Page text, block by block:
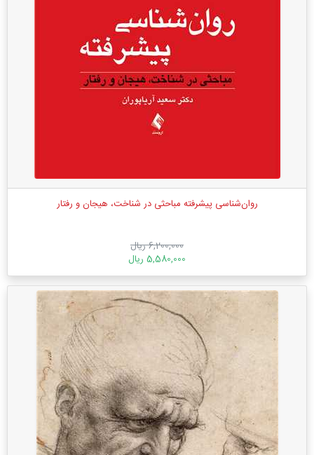
روان‌شناسی پیشرفته مباحثی در شناخت، هیجان و رفتار
6,200,000 ریال
5,580,000 ریال